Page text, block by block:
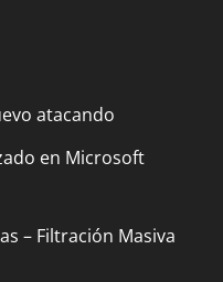
atacando
en Microsoft
– Filtración Masiva